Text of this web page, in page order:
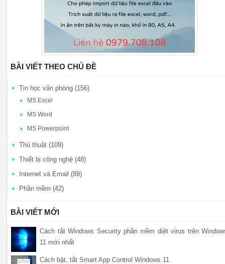
BÀI VIẾT THEO CHỦ ĐỀ
Tin học văn phòng (156)
MS Excel
MS Word
MS Powerpoint
Thủ thuật (109)
Thiết bị công nghệ (48)
Internet và Email (89)
Phần mềm (42)
BÀI VIẾT MỚI
Cách tắt Windows Security phần mềm diệt virus trên
11 mới nhất
Cách bật, tắt Smart App Control Windows 11